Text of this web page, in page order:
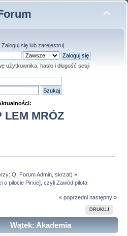
Zaloguj sięlub zarejestruj.
użytkownika, hasło i długość sesji
LEM MRÓZ
Q Forum Admin ,skrzat) »
o pilocie Pirxie], czyli Zawód pilota
« poprzedni następny »
DRUKUJ
Wątek: Akademia